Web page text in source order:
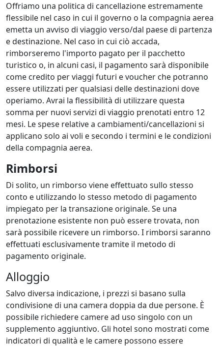
Offriamo una politica di cancellazione estremamente
flessibile nel caso in cui il governo o la compagnia aerea
emetta un avviso di viaggio verso/dal paese di partenza
e destinazione. Nel caso in cui ciò accada,
rimborseremo l'importo pagato per il pacchetto
turistico o, in alcuni casi, il pagamento sarà disponibile
come credito per viaggi futuri e voucher che potranno
essere utilizzati per qualsiasi delle destinazioni dove
operiamo. Avrai la flessibilità di utilizzare questa
somma per nuovi servizi di viaggio prenotati entro 12
mesi. Le spese relative a cambiamenti/cancellazioni si
applicano solo ai voli e secondo i termini e le condizioni
della compagnia aerea.
Rimborsi
Di solito, un rimborso viene effettuato sullo stesso
conto e utilizzando lo stesso metodo di pagamento
impiegato per la transazione originale. Se una
prenotazione esistente non può essere trovata, non
sarà possibile ricevere un rimborso. I rimborsi saranno
effettuati esclusivamente tramite il metodo di
pagamento originale.
Alloggio
Salvo diversa indicazione, i prezzi si basano sulla
condivisione di una camera doppia da due persone. È
possibile richiedere camere ad uso singolo con un
supplemento aggiuntivo. Gli hotel sono mostrati come
indicatori di qualità e le camere possono essere